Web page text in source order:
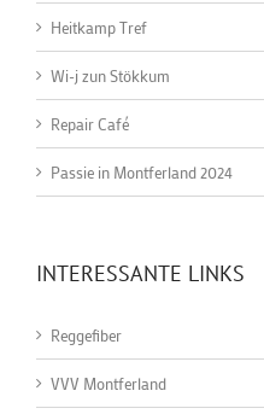
Heitkamp Tref
Wi-j zun Stökkum
Repair Café
Passie in Montferland 2024
INTERESSANTE LINKS
Reggefiber
VVV Montferland